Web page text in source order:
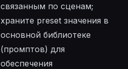
связанным по сценам;
храните preset значения в
основной библиотеке
(промптов) для
обеспечения